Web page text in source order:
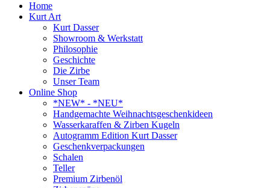
Home
Kurt Art
Kurt Dasser
Showroom & Werkstatt
Philosophie
Geschichte
Die Zirbe
Unser Team
Online Shop
*NEW* - *NEU*
Handgemachte Weihnachtsgeschenkideen
Wasserkaraffen & Zirben Kugeln
Autogramm Edition Kurt Dasser
Geschenkverpackungen
Schalen
Teller
Premium Zirbenöl